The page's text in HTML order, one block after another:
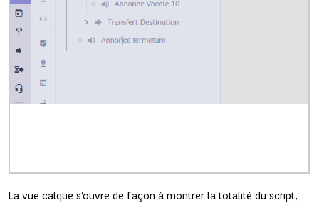
La vue calque s’ouvre de façon à montrer la totalité du script,